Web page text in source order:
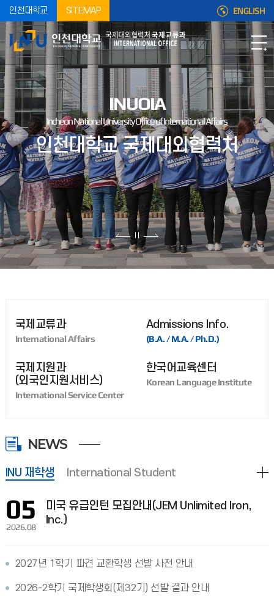
인천대학교 SITEMAP ENGLISH
INUOIA
Incheon National University Office of International Affairs
인천대학교 국제대외협력처
국제교류과
International Affairs
Admissions Info.
(B.A. / M.A. / Ph.D.)
국제지원과
(외국인지원서비스)
International Service Center
한국어교육센터
Korean Language Institute
NEWS
INU 재학생
미국 유급인턴 모집안내(JEM Unlimited Iron,
Inc.)
05
2026.08
2027년 1학기 파견 교환학생 선발 사전 안내
2026-2학기 국제학생회(제32기) 선발 결과 안내
International Student